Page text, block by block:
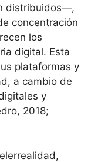
distribuidos—,
concentración
los
digital. Esta
plataformas y
a cambio de
y
2018;